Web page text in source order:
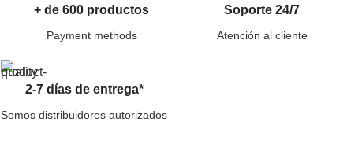
+ de 600 productos
Payment methods
Soporte 24/7
Atención al cliente
2-7 días de entrega*
Somos distribuidores autorizados